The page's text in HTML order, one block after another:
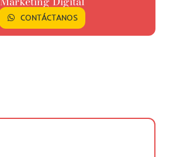
CONTÁCTANOS